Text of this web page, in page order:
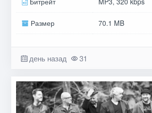
Размер 70.1 MB
день назад 31